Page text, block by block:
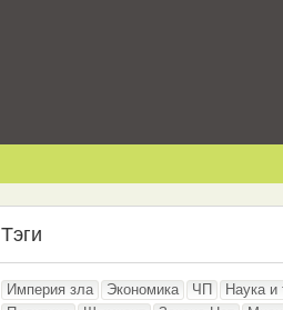
Тэги
Империя зла Экономика ЧП
Наука и